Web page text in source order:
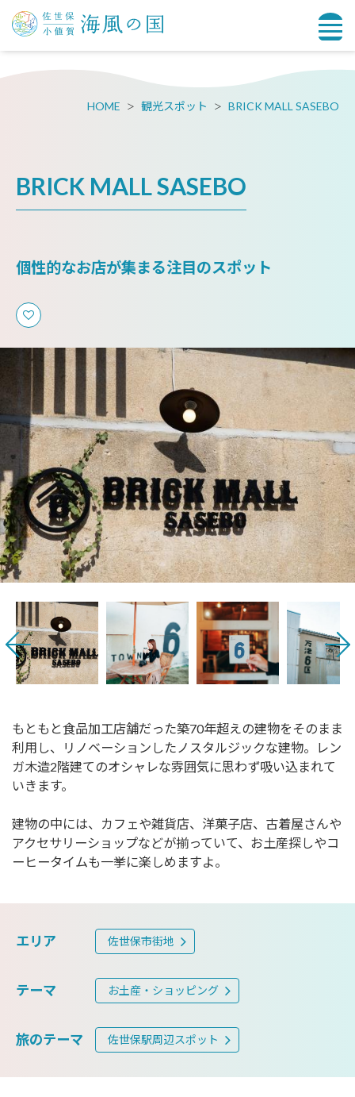
HOME 観光スポット BRICK MALL SASEBO
BRICK MALL SASEBO
個性的なお店が集まる注目のスポット
もともと食品加工店舗だった築70年超えの建物をそのまま
利用し、リノベーションしたノスタルジックな建物。レン
ガ木造2階建てのオシャレな雰囲気に思わず吸い込まれて
いきます。
建物の中には、カフェや雑貨店、洋菓子店、古着屋さんや
アクセサリーショップなどが揃っていて、お土産探しやコ
ーヒータイムも一挙に楽しめますよ。
エリア 佐世保市街地
テーマ お土産・ショッピング
旅のテーマ 佐世保駅周辺スポット